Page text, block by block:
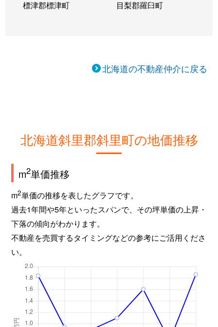
標津郡標津町 目梨郡羅臼町
北海道の不動産仲介に戻る
北海道斜里郡斜里町の地価推移
m2単価推移
m2単価の推移を表したグラフです。
過去1年間や5年といったスパンで、その坪単価の上昇・
下落の傾向がわかります。
不動産を売買するタイミングなどの参考にご活用くださ
い。